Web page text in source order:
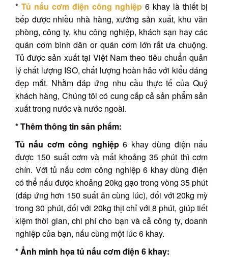
* Tủ nấu cơm điện công nghiệp 6 khay là thiết bị
bếp được nhiều nhà hàng, xưởng sản xuất, khu văn
phòng, công ty, khu công nghiệp, khách sạn hay các
quán cơm bình dân or quán cơm lớn rất ưa chuộng.
Tủ được sản xuất tại Việt Nam theo tiêu chuẩn quản
lý chất lượng ISO, chất lượng hoàn hảo với kiểu dáng
đẹp mắt. Nhằm đáp ứng nhu cầu thực tế của Quý
khách hàng, Chúng tôi có cung cấp cả sản phẩm sản
xuất trong nước và nước ngoài.
* Thêm thông tin sản phẩm:
Tủ nấu cơm công nghiệp6 khay dùng điện nấu
được 150 suất cơm và mất khoảng 35 phút thì cơm
chín. Với tủ nấu cơm công nghiệp 6 khay dùng điện
có thể nấu được khoảng 20kg gạo trong vòng 35 phút
(đáp ứng hơn 150 suất ăn cùng lúc), đối với 20kg mỳ
trong 30 phút, đối với 20kg thịt chỉ với 8 phút, giúp tiết
kiệm thời gian, chi phí cho bạn và cả công ty, doanh
nghiệp của bạn, nấu cùng một lúc 6 khay.
* Ảnh minh họa tủ nấu cơm điện 6 khay: